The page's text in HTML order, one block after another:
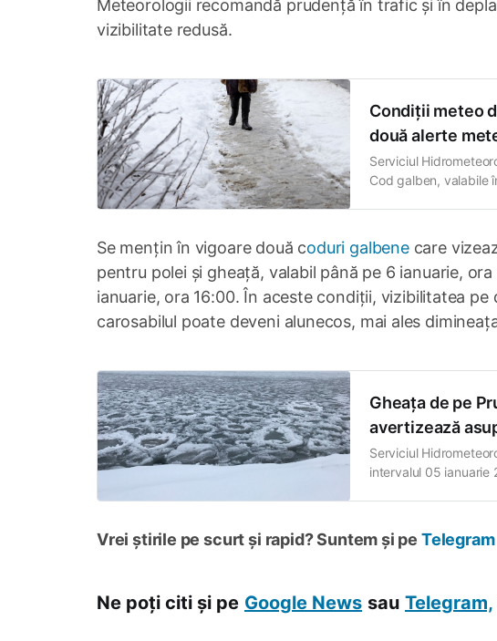
Meteorologii recomandă prudență în trafic și în
vizibilitate redusă.
Condiții meteo
două alerte
Serviciul
Cod galben, valabile
Se mențin în vigoare două coduri galbenecare
pentru polei și gheață, valabil până pe 6 ianuarie,
ianuarie, ora 16:00. În aceste condiții, vizibilitatea
carosabilul poate deveni alunecos, mai ales
Gheața de pe
avertizează
Serviciul
intervalul 05
Vrei știrile pe scurt și rapid? Suntem și pe Telegram
Ne poți citi și pe Google News sau Telegram,